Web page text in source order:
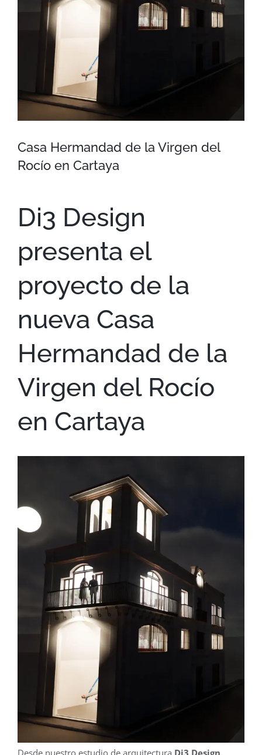
Casa Hermandad de la Virgen del
Rocío en Cartaya
Di3 Design
presenta el
proyecto de la
nueva Casa
Hermandad de la
Virgen del Rocío
en Cartaya